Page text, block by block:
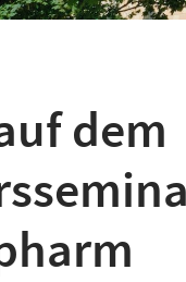
dem